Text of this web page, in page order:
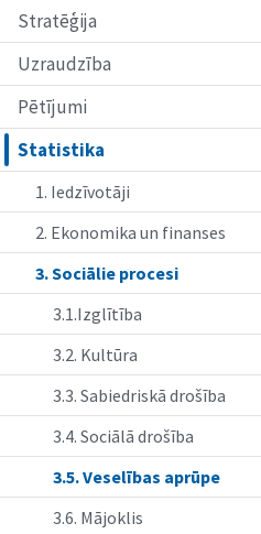
Stratēģija
Uzraudzība
Pētījumi
Statistika
1. Iedzīvotāji
2. Ekonomika un finanses
3. Sociālie procesi
3.1.Izglītība
3.2. Kultūra
3.3. Sabiedriskā drošība
3.4. Sociālā drošība
3.5. Veselības aprūpe
3.6. Mājoklis